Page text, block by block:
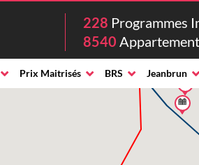
228 Programmes
8540
Prix Maitrisés BRS Jeanbrun